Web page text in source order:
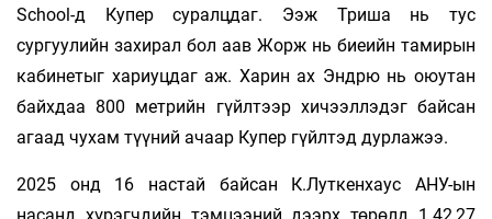
School-д Купер суралцдаг. Ээж Триша нь тус
сургуулийн захирал бол аав Жорж нь биеийн тамирын
кабинетыг хариуцдаг аж. Харин ах Эндрю нь оюутан
байхдаа 800 метрийн гүйлтээр хичээллэдэг байсан
агаад чухам түүний ачаар Купер гүйлтэд дурлажээ.
2025 онд 16 настай байсан К.Луткенхаус АНУ-ын
насанд хүрэгчдийн тэмцээний дээрх төрөлд 1.42,27